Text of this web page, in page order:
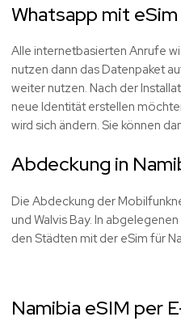
Whatsapp mit
Alle internetbasierten Anrufe
nutzen dann das Datenpaket
weiter nutzen. Nach der
neue Identität erstellen
wird sich ändern. Sie können
Abdeckung in
Die Abdeckung der
und Walvis Bay. In
den Städten mit der eSim für
Namibia eSIM per